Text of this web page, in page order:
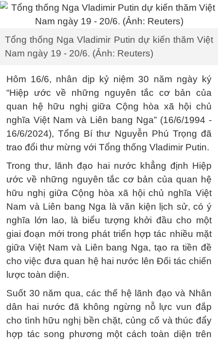
Tổng thống Nga Vladimir Putin dự kiến thăm Việt
Nam ngày 19 - 20/6. (Ảnh: Reuters)
Hôm 16/6, nhân dịp kỷ niệm 30 năm ngày ký
“Hiệp ước về những nguyên tắc cơ bản của
quan hệ hữu nghị giữa Cộng hòa xã hội chủ
nghĩa Việt Nam và Liên bang Nga” (16/6/1994 -
16/6/2024), Tổng Bí thư Nguyễn Phú Trọng đã
trao đổi thư mừng với Tổng thống Vladimir Putin.
Trong thư, lãnh đạo hai nước khẳng định Hiệp
ước về những nguyên tắc cơ bản của quan hệ
hữu nghị giữa Cộng hòa xã hội chủ nghĩa Việt
Nam và Liên bang Nga là văn kiện lịch sử, có ý
nghĩa lớn lao, là biểu tượng khởi đầu cho một
giai đoạn mới trong phát triển hợp tác nhiều mặt
giữa Việt Nam và Liên bang Nga, tạo ra tiền đề
cho việc đưa quan hệ hai nước lên Đối tác chiến
lược toàn diện.
Suốt 30 năm qua, các thế hệ lãnh đạo và Nhân
dân hai nước đã không ngừng nỗ lực vun đắp
cho tình hữu nghị bền chặt, củng cố và thúc đẩy
hợp tác song phương một cách toàn diện trên